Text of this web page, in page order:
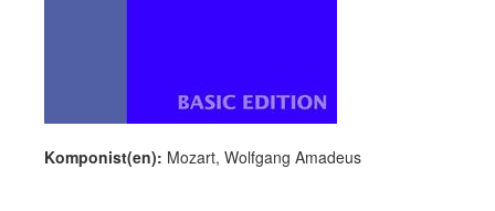
Komponist(en): Mozart, Wolfgang Amadeus